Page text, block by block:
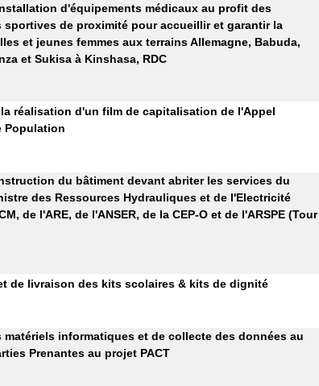
d'équipements médicaux au profit des
sportives de proximité pour accueillir et garantir la
et jeunes femmes aux terrains Allemagne, Babuda,
et Sukisa à Kinshasa, RDC
réalisation d'un film de capitalisation de l'Appel
Population
du bâtiment devant abriter les services du
des Ressources Hydrauliques et de l'Electricité
de l'ARE, de l'ANSER, de la CEP-O et de l'ARSPE (Tour
de livraison des kits scolaires & kits de dignité
matériels informatiques et de collecte des données au
Prenantes au projet PACT